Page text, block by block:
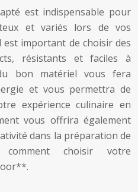
est indispensable pour
et variés lors de vos
important de choisir des
résistants et faciles à
bon matériel vous fera
et vous permettra de
expérience culinaire en
vous offrira également
dans la préparation de
choisir votre